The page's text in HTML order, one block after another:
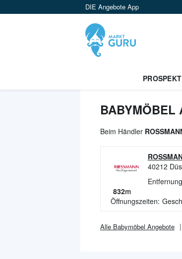
DIE Angebote App
BABYMÖBEL
Beim Händler
40212
832m
Öffnungszeiten:
Alle Babymöbel Angebote